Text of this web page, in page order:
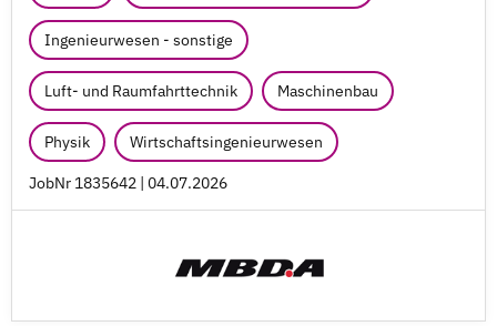
Ingenieurwesen - sonstige
Luft- und Raumfahrttechnik Maschinenbau
Physik Wirtschaftsingenieurwesen
JobNr 1835642 | 04.07.2026